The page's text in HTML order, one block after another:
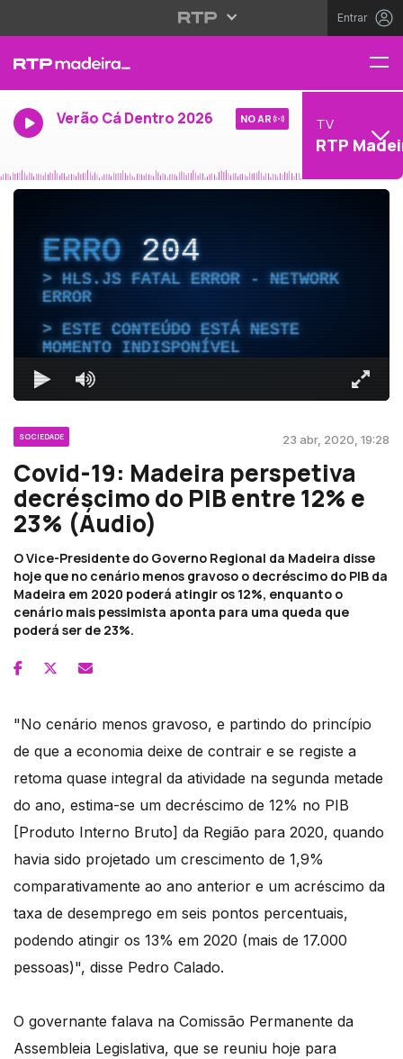
Entrar
Verão Cá Dentro 2026 NO AR TV
RTP
ERRO204
HLS.JS FATAL ERROR - NETWORK
ERROR
ESTE CONTEÚDO ESTÁ NESTE
MOMENTO INDISPONÍVEL
SOCIEDADE 23 abr, 2020, 19:28
Covid-19: Madeira perspetiva
decréscimo do PIB entre 12% e
23% (Áudio)
O Vice-Presidente do Governo Regional da Madeira disse
hoje que no cenário menos gravoso o decréscimo do PIB da
Madeira em 2020 poderá atingir os 12%, enquanto o
cenário mais pessimista aponta para uma queda que
poderá ser de 23%.
"No cenário menos gravoso, e partindo do princípio
de que a economia deixe de contrair e se registe a
retoma quase integral da atividade na segunda metade
do ano, estima-se um decréscimo de 12% no PIB
[Produto Interno Bruto] da Região para 2020, quando
havia sido projetado um crescimento de 1,9%
comparativamente ao ano anterior e um acréscimo da
taxa de desemprego em seis pontos percentuais,
podendo atingir os 13% em 2020 (mais de 17.000
pessoas)", disse Pedro Calado.
O governante falava na Comissão Permanente da
Assembleia Legislativa, que se reuniu hoje para